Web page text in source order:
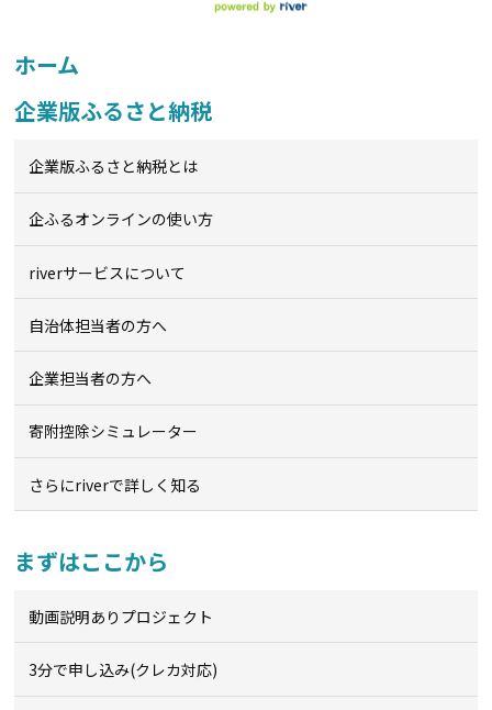
ホーム
企業版ふるさと納税
企業版ふるさと納税とは
企ふるオンラインの使い方
riverサービスについて
自治体担当者の方へ
企業担当者の方へ
寄附控除シミュレーター
さらにriverで詳しく知る
まずはここから
動画説明ありプロジェクト
3分で申し込み(クレカ対応)